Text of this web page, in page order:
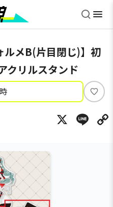
ルメB(片目閉じ)】初
クリルスタンド
い
ね
X